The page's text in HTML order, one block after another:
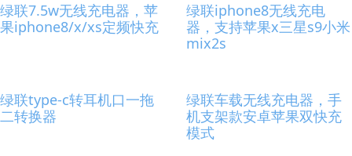
绿联7.5w无线充电器，苹
果iphone8/x/xs定频快充
绿联iphone8无线充电
器，支持苹果x三星s9小米
mix2s
绿联type-c转耳机口一拖
二转换器
绿联车载无线充电器，手
机支架款安卓苹果双快充
模式